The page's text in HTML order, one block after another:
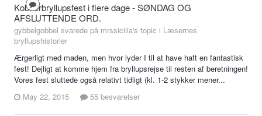
Kobberbryllupsfest i flere dage - SØNDAG OG
AFSLUTTENDE ORD.
gybbelgobbel svarede på mrssicilia's topic i Læsernes
bryllupshistorier
Ærgerligt med maden, men hvor lyder I til at have haft en fantastisk
fest! Dejligt at komme hjem fra bryllupsrejse til resten af beretningen!
Vores fest sluttede også relativt tidligt (kl. 1-2 stykker mener...
May 22, 2015
55 besvarelser